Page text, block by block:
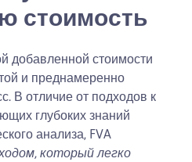
стоимость
добавленной стоимости
и преднамеренно
В отличие от подходов к
глубоких знаний
анализа, FVA
который легко